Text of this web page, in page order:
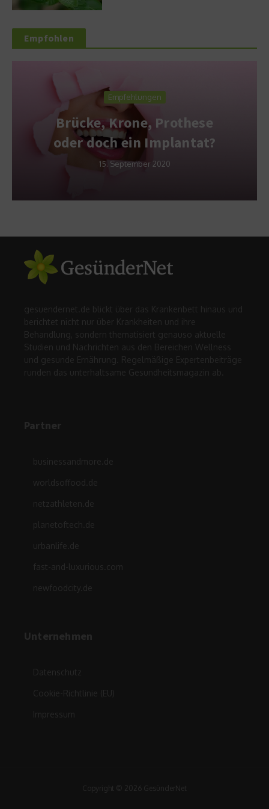
Empfohlen
Empfehlungen
Brücke, Krone, Prothese
oder doch ein Implantat?
15. September 2020
gesuendernet.de blickt über das Krankenbett hinaus und
berichtet nicht nur über Krankheiten und ihre
Behandlung, sondern thematisiert genauso aktuelle
Studien und Nachrichten aus den Bereichen Wellness
und gesunde Ernährung. Regelmäßige Expertenbeiträge
runden das unterhaltsame Gesundheitsmagazin ab.
Partner
businessandmore.de
worldsoffood.de
netzathleten.de
planetoftech.de
urbanlife.de
fast-and-luxurious.com
newfoodcity.de
Unternehmen
Datenschutz
Cookie-Richtlinie (EU)
Impressum
Copyright © 2026 GesünderNet